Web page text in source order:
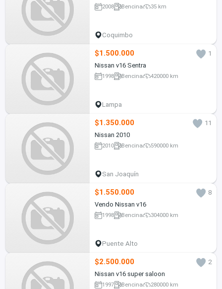
2008 Bencina 35 km
Coquimbo
$1.500.000
1
Nissan v16 Sentra
1998 Bencina 420000 km
Lampa
$1.350.000
11
Nissan 2010
2010 Bencina 590000 km
San Joaquín
$1.550.000
8
Vendo Nissan v16
1998 Bencina 304000 km
Puente Alto
$2.500.000
2
Nissan v16 super saloon
1997 Bencina 280000 km